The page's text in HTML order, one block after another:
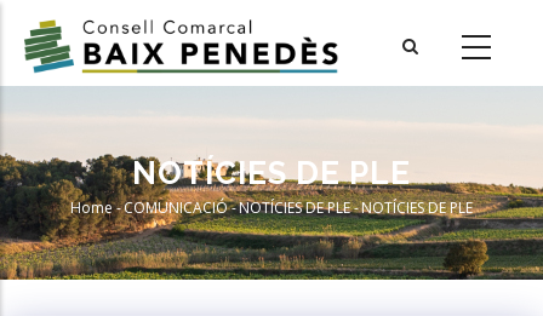
main
NOTÍCIES DE PLE
Breadcrumb
Home-COMUNICACIÓ-NOTÍCIES DE PLE-NOTÍCIES DE PLE